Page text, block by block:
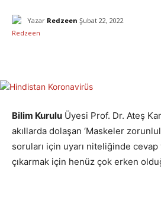
Yazar Redzeen Şubat 22, 2022
Bilim Kurulu Üyesi Prof. Dr. Ateş
akıllarda dolaşan ‘Maskeler
soruları için uyarı niteliğinde
çıkarmak için henüz çok erken